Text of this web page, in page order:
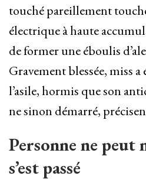
touché pareillement
électrique à haute
de former une éboulis
Gravement blessée, miss
l’asile, hormis que son
ne sinon démarré,
Personne ne peut
s’est passé